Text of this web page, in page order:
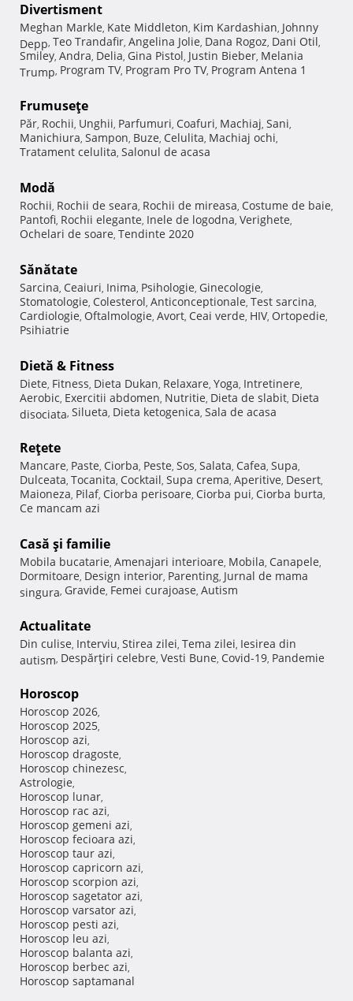
Divertisment
Meghan Markle, Kate Middleton, Kim Kardashian, Johnny
Depp, Teo Trandafir, Angelina Jolie, Dana Rogoz, Dani Otil,
Smiley, Andra, Delia, Gina Pistol, Justin Bieber, Melania
Trump, Program TV, Program Pro TV, Program Antena 1
Frumuseţe
Păr, Rochii, Unghii, Parfumuri, Coafuri, Machiaj, Sani,
Manichiura, Sampon, Buze, Celulita, Machiaj ochi,
Tratament celulita, Salonul de acasa
Modă
Rochii, Rochii de seara, Rochii de mireasa, Costume de baie,
Pantofi, Rochii elegante, Inele de logodna, Verighete,
Ochelari de soare, Tendinte 2020
Sănătate
Sarcina, Ceaiuri, Inima, Psihologie, Ginecologie,
Stomatologie, Colesterol, Anticonceptionale, Test sarcina,
Cardiologie, Oftalmologie, Avort, Ceai verde, HIV, Ortopedie,
Psihiatrie
Dietă & Fitness
Diete, Fitness, Dieta Dukan, Relaxare, Yoga, Intretinere,
Aerobic, Exercitii abdomen, Nutritie, Dieta de slabit, Dieta
disociata, Silueta, Dieta ketogenica, Sala de acasa
Reţete
Mancare, Paste, Ciorba, Peste, Sos, Salata, Cafea, Supa,
Dulceata, Tocanita, Cocktail, Supa crema, Aperitive, Desert,
Maioneza, Pilaf, Ciorba perisoare, Ciorba pui, Ciorba burta,
Ce mancam azi
Casă şi familie
Mobila bucatarie, Amenajari interioare, Mobila, Canapele,
Dormitoare, Design interior, Parenting, Jurnal de mama
singura, Gravide, Femei curajoase, Autism
Actualitate
Din culise, Interviu, Stirea zilei, Tema zilei, Iesirea din
autism, Despărţiri celebre, Vesti Bune, Covid-19, Pandemie
Horoscop
Horoscop 2026,
Horoscop 2025,
Horoscop azi,
Horoscop dragoste,
Horoscop chinezesc,
Astrologie,
Horoscop lunar,
Horoscop rac azi,
Horoscop gemeni azi,
Horoscop fecioara azi,
Horoscop taur azi,
Horoscop capricorn azi,
Horoscop scorpion azi,
Horoscop sagetator azi,
Horoscop varsator azi,
Horoscop pesti azi,
Horoscop leu azi,
Horoscop balanta azi,
Horoscop berbec azi,
Horoscop saptamanal